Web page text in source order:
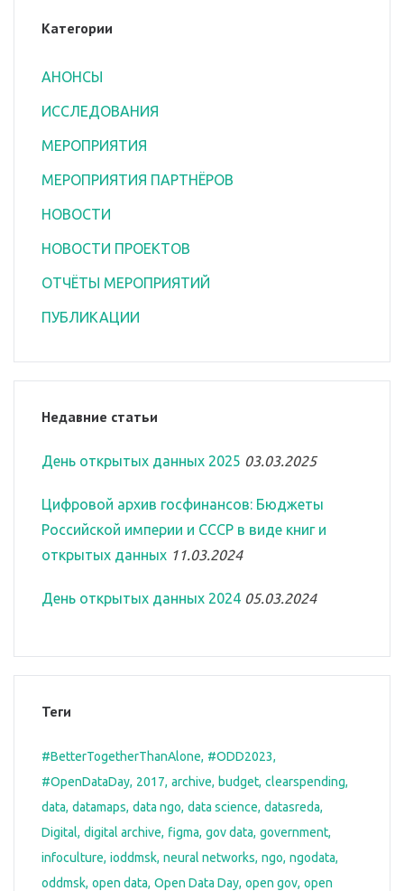
Категории
АНОНСЫ
ИССЛЕДОВАНИЯ
МЕРОПРИЯТИЯ
МЕРОПРИЯТИЯ ПАРТНЁРОВ
НОВОСТИ
НОВОСТИ ПРОЕКТОВ
ОТЧЁТЫ МЕРОПРИЯТИЙ
ПУБЛИКАЦИИ
Недавние статьи
День открытых данных 2025 03.03.2025
Цифровой архив госфинансов: Бюджеты
Российской империи и СССР в виде книг и
открытых данных 11.03.2024
День открытых данных 2024 05.03.2024
Теги
#BetterTogetherThanAlone #ODD2023
#OpenDataDay 2017 archive budget clearspending
data datamaps data ngo data science datasreda
Digital digital archive figma gov data government
infoculture ioddmsk neural networks ngo ngodata
oddmsk open data Open Data Day open gov open